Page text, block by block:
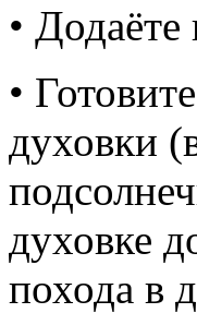
•
•
духовки
духовке
похода в